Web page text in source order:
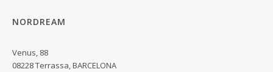
NORDREAM
Venus, 88
08228 Terrassa, BARCELONA